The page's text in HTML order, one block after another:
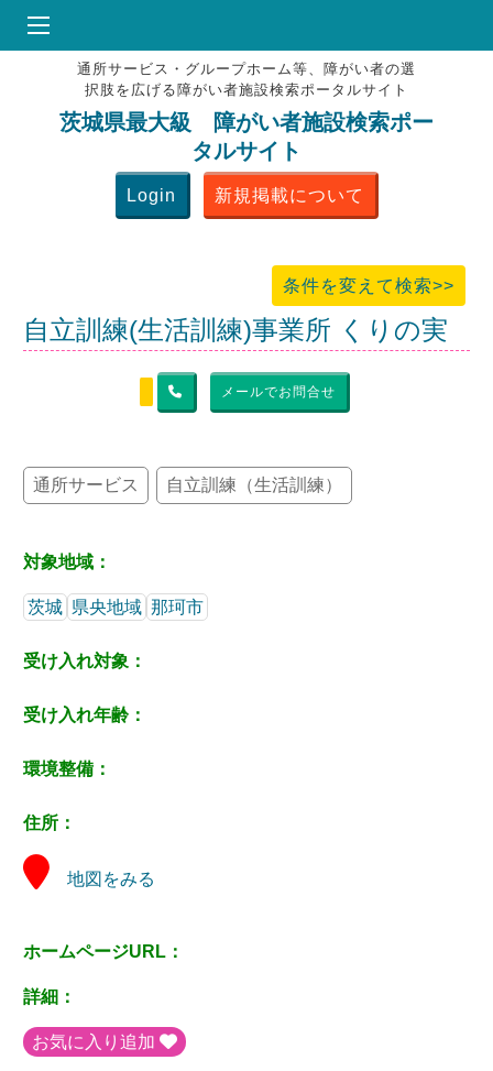
HOME
♥お気にりブックマーク
掲載会員MENU
よくある質問
通所サービス・グループホーム等、障がい者の選
択肢を広げる障がい者施設検索ポータルサイト
茨城県最大級 障がい者施設検索ポー
タルサイト
Login 新規掲載について
条件を変えて検索>>
自立訓練(生活訓練)事業所 くりの実
メールでお問合せ
通所サービス 自立訓練（生活訓練）
対象地域：
茨城 県央地域 那珂市
受け入れ対象：
受け入れ年齢：
環境整備：
住所：
地図をみる
ホームページURL：
詳細：
お気に入り追加